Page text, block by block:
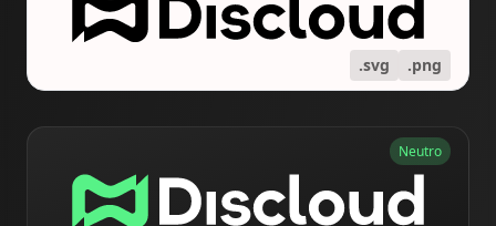
.svg .png
Neutro